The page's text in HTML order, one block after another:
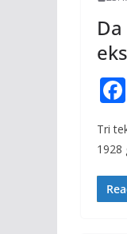
Tri
1928